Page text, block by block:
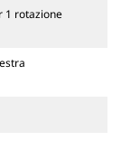
1 rotazione